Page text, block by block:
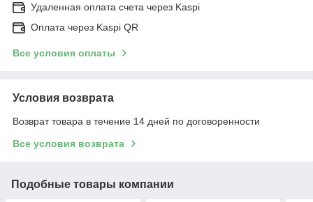
Удаленная оплата счета через Kaspi
Оплата через Kaspi QR
Все условия оплаты
Условия возврата
Возврат товара в течение 14 дней по договоренности
Все условия возврата
Подобные товары компании